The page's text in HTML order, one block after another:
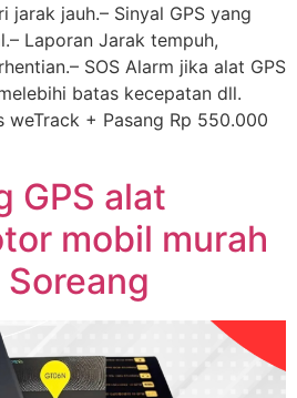
jarak jauh.– Sinyal GPS yang
Laporan Jarak tempuh,
SOS Alarm jika alat GPS
batas kecepatan dll.
weTrack + Pasang Rp 550.000
GPS alat
mobil murah